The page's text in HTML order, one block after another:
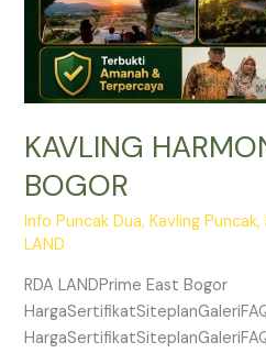
KAVLING
BOGOR
Info Puncak Dua,Kavling Puncak,
LAND
RDA LANDPrime East Bogor